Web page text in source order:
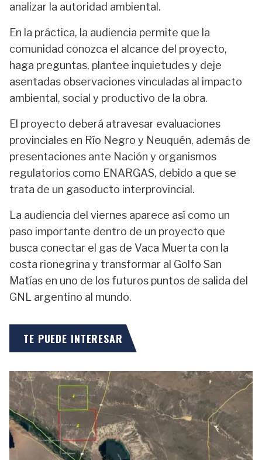
analizar la autoridad ambiental.
En la práctica, la audiencia permite que la
comunidad conozca el alcance del proyecto,
haga preguntas, plantee inquietudes y deje
asentadas observaciones vinculadas al impacto
ambiental, social y productivo de la obra.
El proyecto deberá atravesar evaluaciones
provinciales en Río Negro y Neuquén, además de
presentaciones ante Nación y organismos
regulatorios como ENARGAS, debido a que se
trata de un gasoducto interprovincial.
La audiencia del viernes aparece así como un
paso importante dentro de un proyecto que
busca conectar el gas de Vaca Muerta con la
costa rionegrina y transformar al Golfo San
Matías en uno de los futuros puntos de salida del
GNL argentino al mundo.
TE PUEDE INTERESAR